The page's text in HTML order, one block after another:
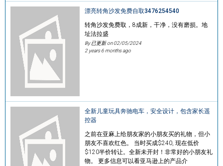
漂亮转角沙发免费自取3476254540
转角沙发免费取，8成新，干净，没有磨损。地
址法拉盛
By 已更新 on02/05/2024
2 years 6 months ago
全新儿童玩具奔驰电车，安全设计，包含家长遥
控器
之前在亚麻上给朋友家的小朋友买的礼物，但小
朋友不喜欢红色。 当时买成$240, 现在低价
$120半价转让。全新未开封！非常好的小朋友礼
物。 更多信息可以看亚马逊上的产品介